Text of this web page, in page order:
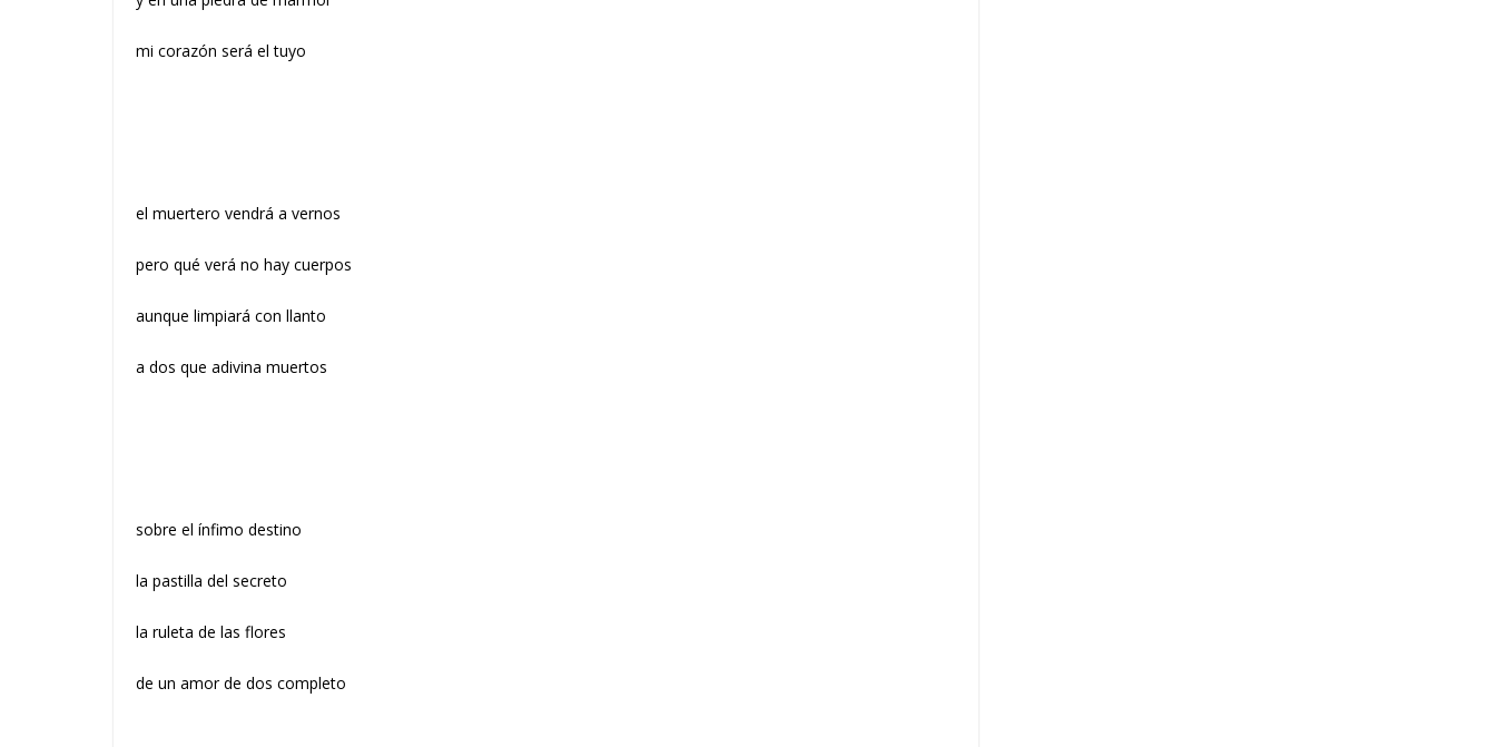
mi corazón será el tuyo
el muertero vendrá a vernos
pero qué verá no hay cuerpos
aunque limpiará con llanto
a dos que adivina muertos
sobre el ínfimo destino
la pastilla del secreto
la ruleta de las flores
de un amor de dos completo